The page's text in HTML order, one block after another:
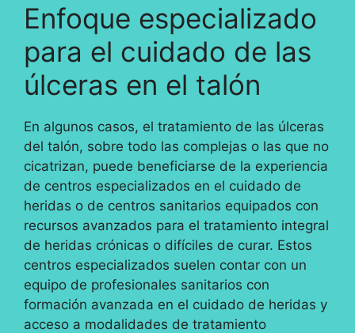
Enfoque especializado
para el cuidado de las
úlceras en el talón
En algunos casos, el tratamiento de las úlceras
del talón, sobre todo las complejas o las que no
cicatrizan, puede beneficiarse de la experiencia
de centros especializados en el cuidado de
heridas o de centros sanitarios equipados con
recursos avanzados para el tratamiento integral
de heridas crónicas o difíciles de curar. Estos
centros especializados suelen contar con un
equipo de profesionales sanitarios con
formación avanzada en el cuidado de heridas y
acceso a modalidades de tratamiento